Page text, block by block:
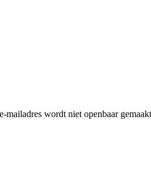
wordt niet openbaar